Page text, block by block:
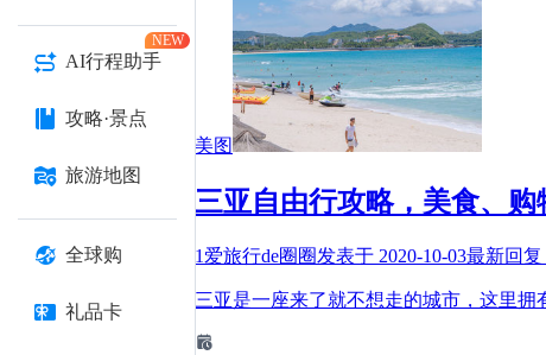
AI行程助手
NEW
攻略·景点
旅游地图
全球购
礼品卡
美图
三亚自由行攻略，美食、购
1爱旅行de圈圈发表于 2020-10-03最新回复
三亚是一座来了就不想走的城市，这里